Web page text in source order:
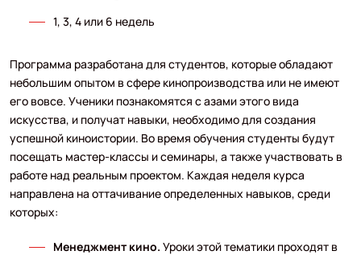
1, 3, 4 или 6 недель
Программа разработана для студентов, которые обладают
небольшим опытом в сфере кинопроизводства или не имеют
его вовсе. Ученики познакомятся с азами этого вида
искусства, и получат навыки, необходимо для создания
успешной киноистории. Во время обучения студенты будут
посещать мастер-классы и семинары, а также участвовать в
работе над реальным проектом. Каждая неделя курса
направлена на оттачивание определенных навыков, среди
которых:
Менеджмент кино. Уроки этой тематики проходят в